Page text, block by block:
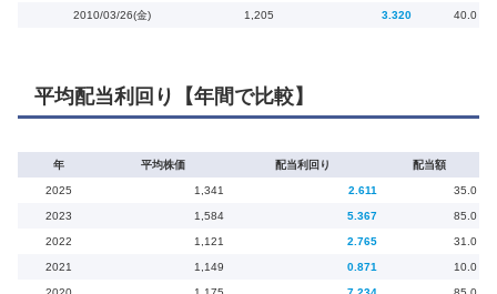
2010/03/26(金) 1,205 3.320 40.0
平均配当利回り【年間で比較】
年 平均株価 配当利回り 配当額
2025 1,341 2.611 35.0
2023 1,584 5.367 85.0
2022 1,121 2.765 31.0
2021 1,149 0.871 10.0